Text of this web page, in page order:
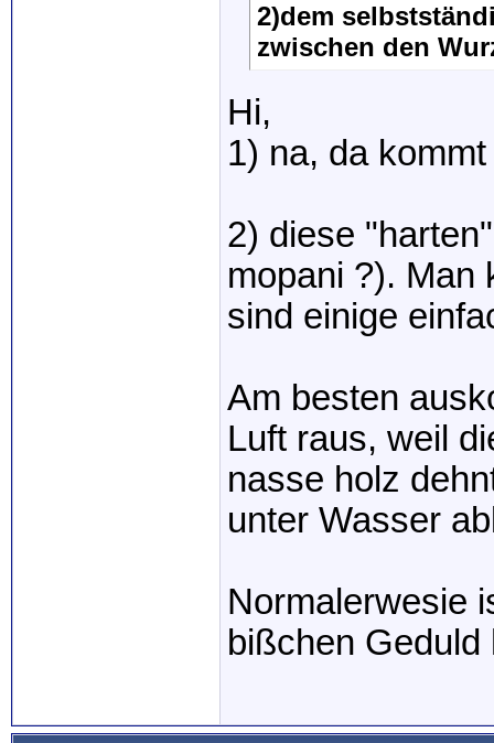
2)dem
zwischen den
Hi,
1) na, da
2) diese
mopani ?). Man
sind einige
Am besten
Luft raus, weil
nasse holz
unter Wasser
Normalerwesie
bißchen Geduld